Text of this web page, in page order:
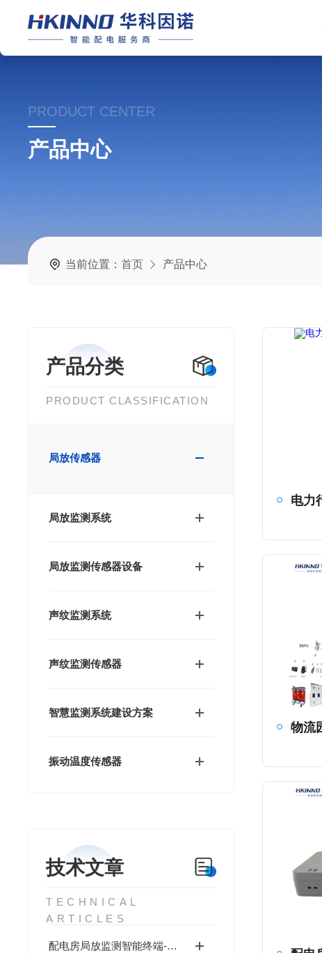
PRODUCT CENTER
产品中心
当前位置：首页 产品中心
产品分类
PRODUCT CLASSIFICATION
局放传感器
局放监测系统
局放监测传感器设备
声纹监测系统
声纹监测传感器
智慧监测系统建设方案
振动温度传感器
技术文章
TECHNICAL
ARTICLES
配电房局放监测智能终端-低成本